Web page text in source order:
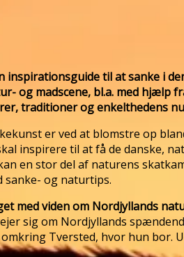
inspirationsguide til at sanke i
og madscene, bl.a. med
traditioner og enkelthedens
er ved at blomstre op
inspirere til at få de danske,
en stor del af naturens
sanke- og naturtips.
med viden om Nordjyllands
sig om Nordjyllands
Tversted, hvor hun bor.